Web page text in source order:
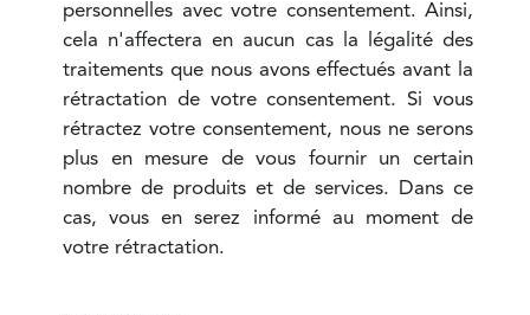
personnelles avec votre consentement. Ainsi,
cela n'affectera en aucun cas la légalité des
traitements que nous avons effectués avant la
rétractation de votre consentement. Si vous
rétractez votre consentement, nous ne serons
plus en mesure de vous fournir un certain
nombre de produits et de services. Dans ce
cas, vous en serez informé au moment de
votre rétractation.